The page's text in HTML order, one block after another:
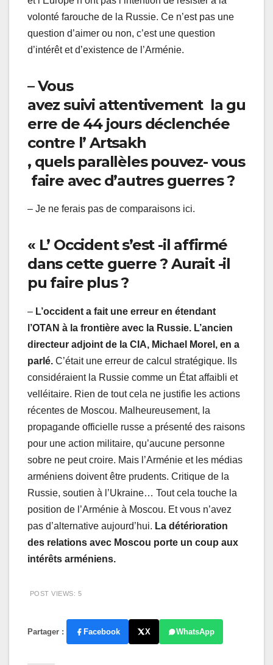
volonté farouche de la Russie. Ce n’est pas une
question d’aimer ou non, c’est une question
d’intérêt et d’existence de l’Arménie.
– Vous
avez suivi attentivement la gu
erre de 44 jours déclenchée
contre l’ Artsakh
, quels parallèles pouvez- vous
faire avec d’autres guerres ?
– Je ne ferais pas de comparaisons ici.
« L’ Occident s’est -il affirmé
dans cette guerre ? Aurait -il
pu faire plus ?
– L’occident a fait une erreur en étendant
l’OTAN à la frontière avec la Russie. L’ancien
directeur adjoint de la CIA, Michael Morel, en a
parlé. C’était une erreur de calcul stratégique. Ils
considéraient la Russie comme un État affaibli et
velléitaire. Rien de tout cela ne justifie les actions
récentes de Moscou. Malheureusement, la
propagande officielle russe a présenté des raisons
pour une action militaire, qu’aucune personne
sobre ne peut croire. Mais l’Arménie et les médias
arméniens doivent être prudents. Critique de la
Russie, soutien à l’Ukraine… Tout cela touche la
position de l’Arménie à Moscou. Et vous n’avez
pas d’alternative aujourd’hui. La détérioration
des relations avec Moscou porte un coup aux
intérêts arméniens.
POST VIEWS: 5
Partager : Facebook X WhatsApp